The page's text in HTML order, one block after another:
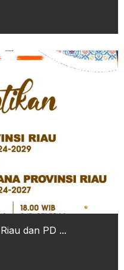
dan PD ...